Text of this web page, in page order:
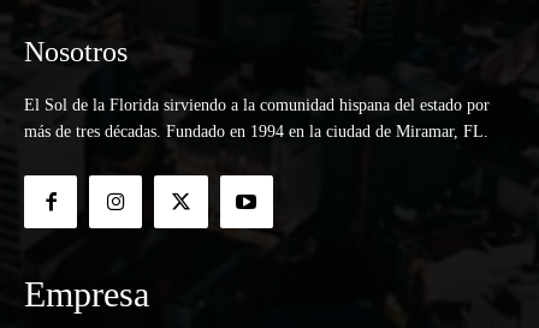
Nosotros
El Sol de la Florida sirviendo a la comunidad hispana del estado por
más de tres décadas. Fundado en 1994 en la ciudad de Miramar, FL.
Empresa